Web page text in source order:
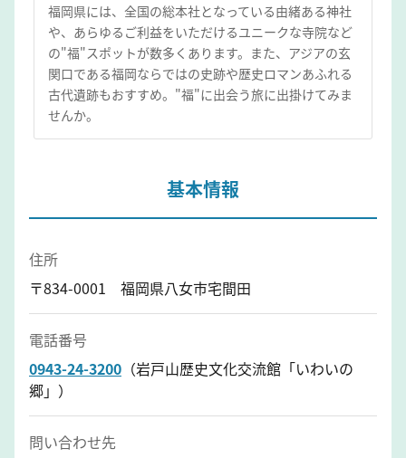
福岡県には、全国の総本社となっている由緒ある神社
や、あらゆるご利益をいただけるユニークな寺院など
の"福"スポットが数多くあります。また、アジアの玄
関口である福岡ならではの史跡や歴史ロマンあふれる
古代遺跡もおすすめ。"福"に出会う旅に出掛けてみま
せんか。
基本情報
住所
〒834-0001 福岡県八女市宅間田
電話番号
0943-24-3200 （岩戸山歴史文化交流館「いわいの
郷」）
問い合わせ先